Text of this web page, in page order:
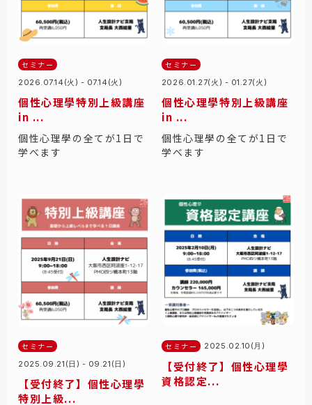
セミナー
2026.07.14(火) - 07.14(火)
個性心理學特別上級講座
in ...
個性心理學の全てが1日で
学べます
セミナー
2026.01.27(火) - 01.27(火)
個性心理學特別上級講座
in ...
個性心理學の全てが1日で
学べます
セミナー
2025.09.21(日) - 09.21(日)
【受付終了】個性心理學
特別上級...
セミナー 2025.02.10(月)
【受付終了】個性心理學
資格認定...